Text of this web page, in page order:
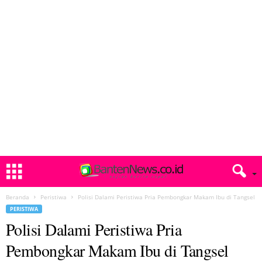
Beranda Peristiwa Polisi Dalami Peristiwa Pria Pembongkar Makam Ibu di Tangsel
PERISTIWA
Polisi Dalami Peristiwa Pria
Pembongkar Makam Ibu di Tangsel